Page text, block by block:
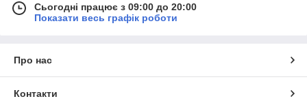
Сьогодні працює з 09:00 до 20:00
Показати весь графік роботи
Про нас
Контакти